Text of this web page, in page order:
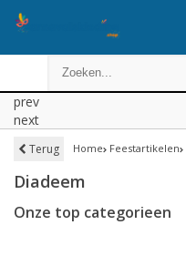
prev
next
Terug Home Feestartikelen
Diadeem
Onze top categorieen